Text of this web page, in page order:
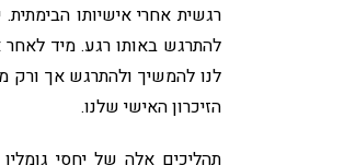
רגשית אחרי אישיותו
להתרגש באותו רגע. מיד
לנו להמשיך ולהתרגש אך ורק
הזיכרון האישי שלנו.
תהליכים אלה של יחסי